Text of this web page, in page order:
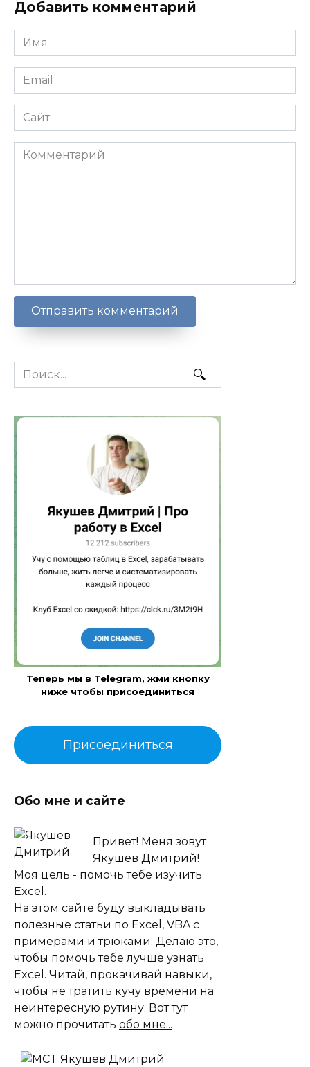
Добавить комментарий
Имя
*
Email
*
Сайт
Комментарий
Search
for:
Теперь мы в Telegram, жми кнопку
ниже чтобы присоединиться
Присоединиться
Обо мне и сайте
Привет! Меня зовут
Якушев Дмитрий!
Моя цель - помочь тебе изучить
Excel.
На этом сайте буду выкладывать
полезные статьи по Excel, VBA с
примерами и трюками. Делаю это,
чтобы помочь тебе лучше узнать
Excel. Читай, прокачивай навыки,
чтобы не тратить кучу времени на
неинтересную рутину. Вот тут
можно прочитать обо мне...